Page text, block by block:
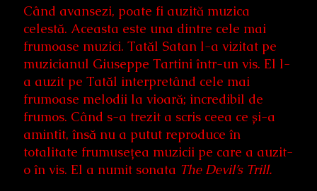
Când avansezi, poate fi auzită muzica
celestă. Aceasta este una dintre cele mai
frumoase muzici. Tatăl Satan l-a vizitat pe
muzicianul Giuseppe Tartini într-un vis. El l-
a auzit pe Tatăl interpretând cele mai
frumoase melodii la vioară; incredibil de
frumos. Când s-a trezit a scris ceea ce și-a
amintit, însă nu a putut reproduce în
totalitate frumusețea muzicii pe care a auzit-
o în vis. El a numit sonata The Devil’s Trill.